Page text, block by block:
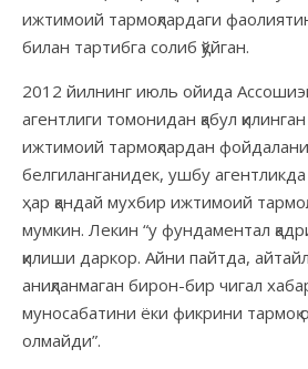
ижтимоий тармоқлардаги
билан тартибга солиб қўйган.
2012 йилнинг июль ойида
агентлиги томонидан қабул
ижтимоий тармоқлардан
белгиланганидек, ушбу агентликда
ҳар қандай мухбир ижтимоий
мумкин. Лекин “у фундаментал
қилиши даркор. Айни пайтда,
аниқланмаган бирон-бир чигал
муносабатини ёки фикрини тармоқ
олмайди”.